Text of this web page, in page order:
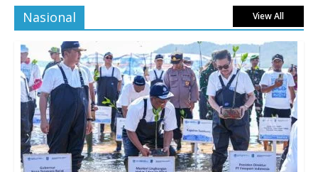
Nasional View All